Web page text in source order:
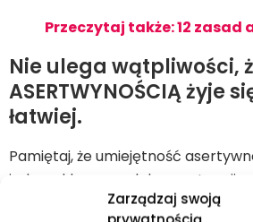
Zarządzaj swoją
Przeczytaj także: 12 zasad
Nie ulega wątpliwości,
ASERTWYNOŚCIĄ żyje
łatwiej.
Pamiętaj, że umiejętność
jedna z kluczowych kompetencji
prywatnym jak i zawodowym. Im